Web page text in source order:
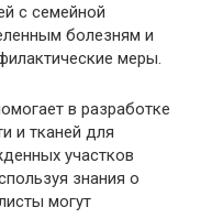
с семейной
болезням и
меры.
в разработке
и тканей для
участков
знания о
могут